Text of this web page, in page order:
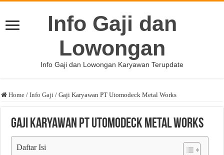
Info Gaji dan
Lowongan
Info Gaji dan Lowongan Karyawan Terupdate
Home / Info Gaji / Gaji Karyawan PT Utomodeck Metal Works
Gaji Karyawan PT Utomodeck Metal Works
Daftar Isi